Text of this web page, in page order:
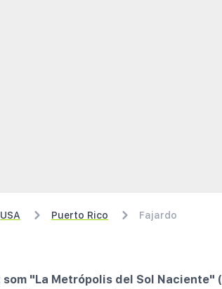
USA Puerto Rico Fajardo
som "La Metrópolis del Sol